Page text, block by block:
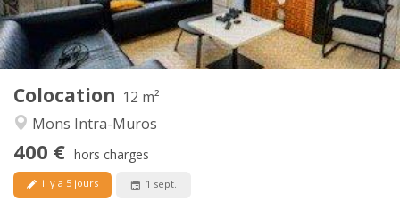
Colocation 12 m²
Mons Intra-Muros
400 € hors charges
il y a 5 jours 1 sept.
Salle de bain:
Commune
Cuisine:
Commune
Superficie:
12 m
2
Pièces privées:
1